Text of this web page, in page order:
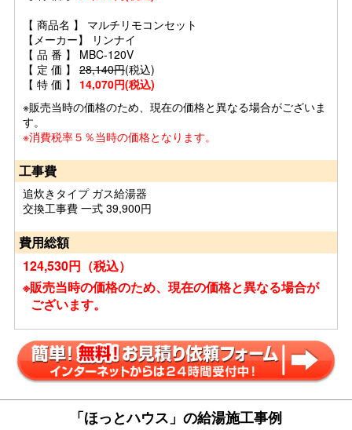
【 商品名 】 マルチリモコンセット
【メーカー】 リンナイ
【 品 番 】 MBC-120V
【 定 価 】 28,140円(税込)
【 特 価 】 14,070円(税込)
※販売当時の価格のため、現在の価格と異なる場合がございま
す。
※消費税率５％当時の価格となります。
工事費
追炊きタイプ ガス給湯器
交換工事費 一式 39,900円
費用総額
124,530円（税込）
※販売当時の価格のため、現在の価格と異なる場合が
ございます。
「ほっとハウス」の給湯施工事例